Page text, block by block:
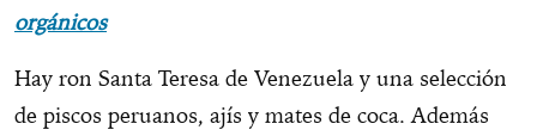
orgánicos
Hay ron Santa Teresa de Venezuela y una selección
de piscos peruanos, ajís y mates de coca. Además